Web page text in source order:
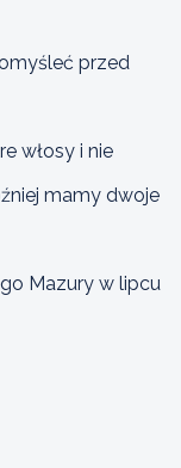
przed
włosy i nie
mamy dwoje
Mazury w lipcu